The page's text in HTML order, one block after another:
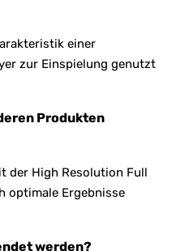
einer
zur Einspielung genutzt
Produkten
der High Resolution Full
optimale Ergebnisse
werden?